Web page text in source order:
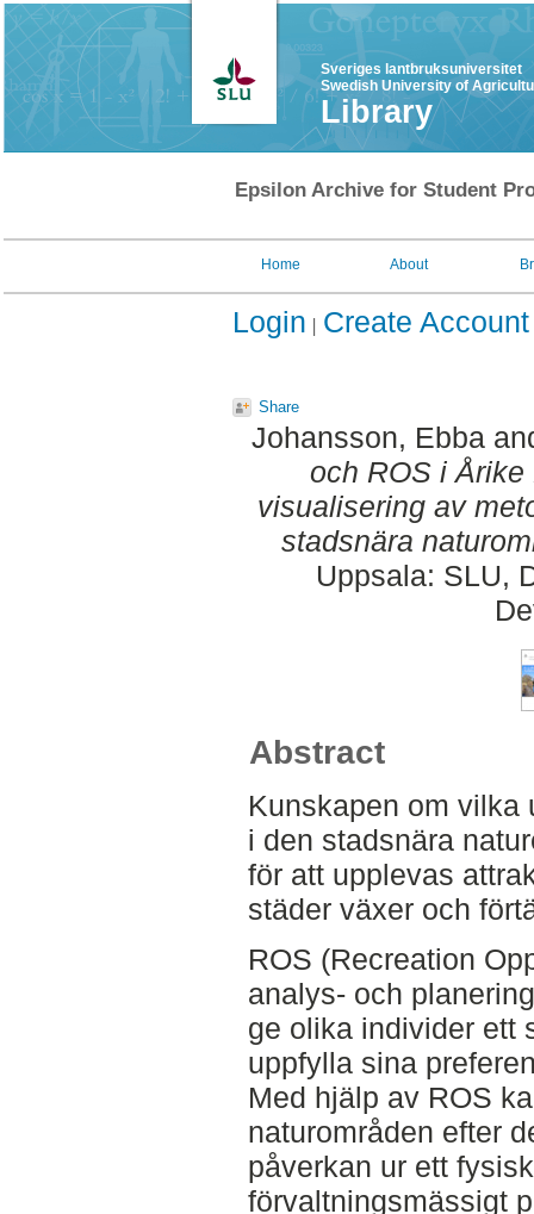
Sveriges lantbruksuniversitet
Swedish University of
Library
Epsilon Archive for Student
Home About
Login Create Account
Share
Johansson, Ebba
och ROS i
visualisering av
stadsnära
Uppsala: SLU,
Abstract
Kunskapen om vilka
i den stadsnära
för att upplevas
städer växer och
ROS (Recreation
analys- och
ge olika individer ett
uppfylla sina
Med hjälp av ROS
naturområden efter
påverkan ur ett
förvaltningsmässigt